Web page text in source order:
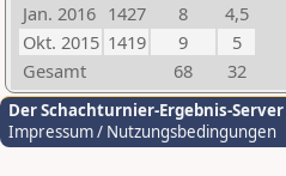
Jan. 2016 1427 8
4,5
Okt. 2015 1419 9
5
Gesamt
68 32
Der Schachturnier-Ergebnis-Server
Impressum / Nutzungsbedingungen